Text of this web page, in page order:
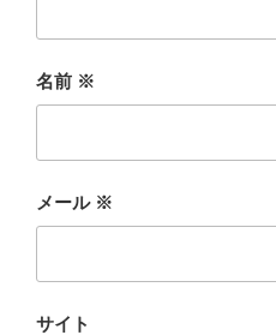
名前 ※
メール ※
サイト